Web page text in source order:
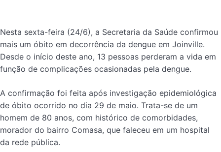
Nesta sexta-feira (24/6), a Secretaria da Saúde confirmou
mais um óbito em decorrência da dengue em Joinville.
Desde o início deste ano, 13 pessoas perderam a vida em
função de complicações ocasionadas pela dengue.
A confirmação foi feita após investigação epidemiológica
de óbito ocorrido no dia 29 de maio. Trata-se de um
homem de 80 anos, com histórico de comorbidades,
morador do bairro Comasa, que faleceu em um hospital
da rede pública.